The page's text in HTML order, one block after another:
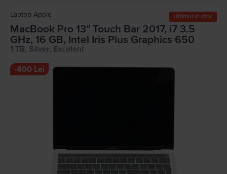
Laptop Apple Ultimul în stoc
MacBook Pro 13″ Touch Bar 2017, i7 3.5
GHz, 16 GB, Intel Iris Plus Graphics 650
1 TB, Silver, Excelent
-400 Lei